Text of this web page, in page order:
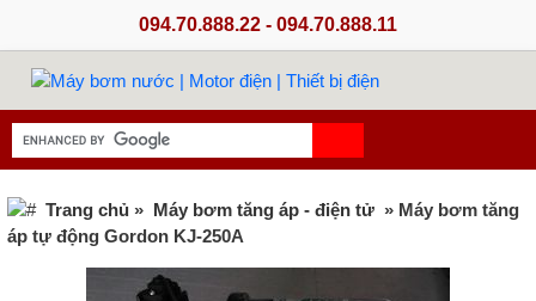
094.70.888.22 - 094.70.888.11
Trang chủ » Máy bơm tăng áp - điện tử » Máy bơm tăng
áp tự động Gordon KJ-250A